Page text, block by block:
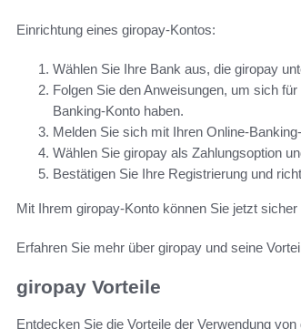
Einrichtung eines giropay-Kontos:
Wählen Sie Ihre Bank aus, die giropay
Folgen Sie den Anweisungen, um sich
Banking-Konto haben.
Melden Sie sich mit Ihren Online-
Wählen Sie giropay als Zahlungsoption
Bestätigen Sie Ihre Registrierung und
Mit Ihrem giropay-Konto können Sie jetzt
Erfahren Sie mehr über giropay und seine
giropay Vorteile
Entdecken Sie die Vorteile der Verwendung